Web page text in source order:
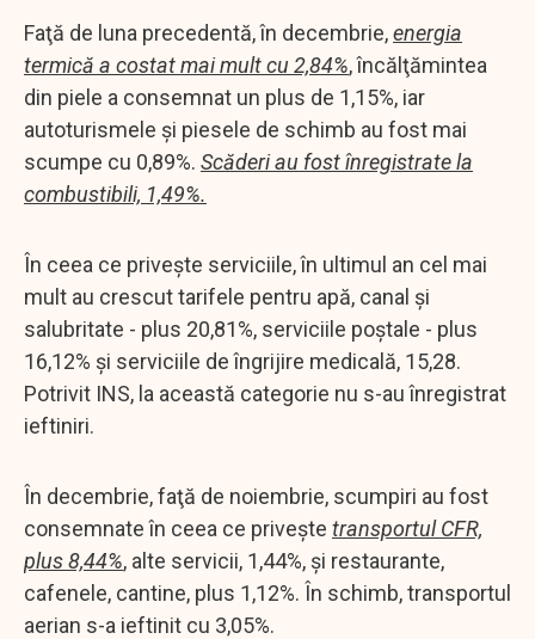
Faţă de luna precedentă, în decembrie,energia
termică a costat mai mult cu 2,84%, încălţămintea
din piele a consemnat un plus de 1,15%, iar
autoturismele şi piesele de schimb au fost mai
scumpe cu 0,89%. Scăderi au fost înregistrate la
combustibili, 1,49%.
În ceea ce priveşte serviciile, în ultimul an cel mai
mult au crescut tarifele pentru apă, canal şi
salubritate - plus 20,81%, serviciile poştale - plus
16,12% şi serviciile de îngrijire medicală, 15,28.
Potrivit INS, la această categorie nu s-au înregistrat
ieftiniri.
În decembrie, faţă de noiembrie, scumpiri au fost
consemnate în ceea ce priveşte transportul CFR,
plus 8,44%, alte servicii, 1,44%, şi restaurante,
cafenele, cantine, plus 1,12%. În schimb, transportul
aerian s-a ieftinit cu 3,05%.